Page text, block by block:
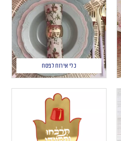
כלי אירוח לפסח